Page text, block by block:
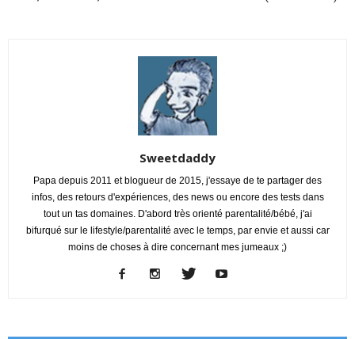
Sweetdaddy
Papa depuis 2011 et blogueur de 2015, j'essaye de te partager des
infos, des retours d'expériences, des news ou encore des tests dans
tout un tas domaines. D'abord très orienté parentalité/bébé, j'ai
bifurqué sur le lifestyle/parentalité avec le temps, par envie et aussi car
moins de choses à dire concernant mes jumeaux ;)